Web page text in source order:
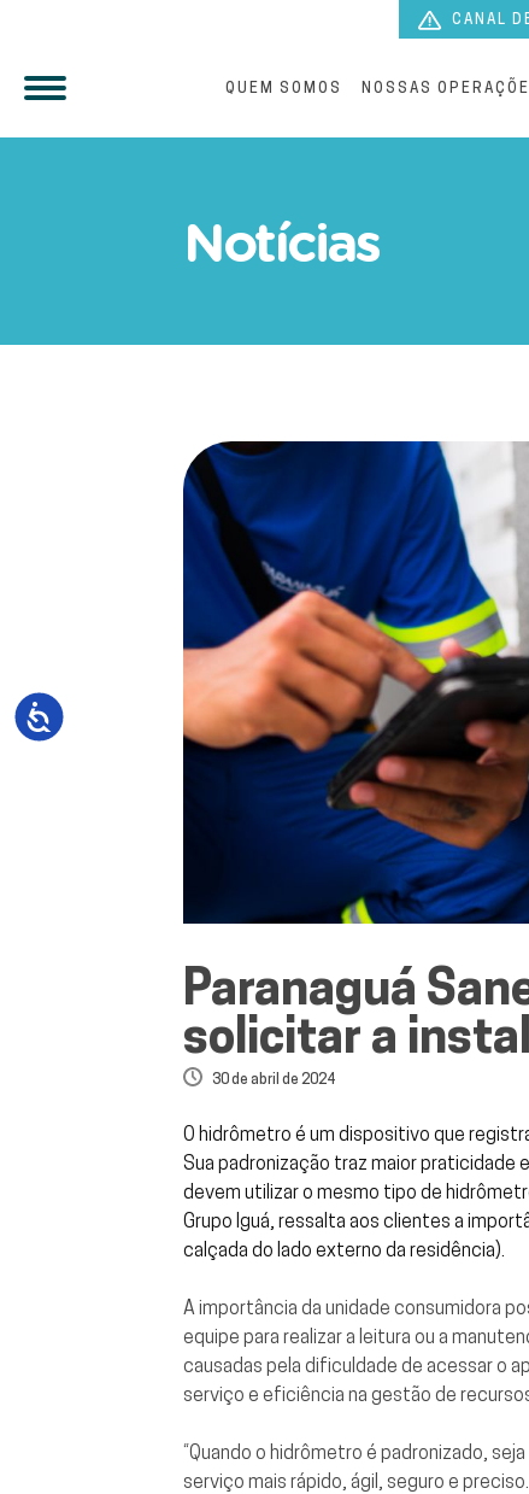
CANAL
QUEM SOMOS NOSSAS
Notícias
Paranaguá
solicitar a
30 de abril de 2024
O hidrômetro é um dispositivo que
Sua padronização traz maior praticidade
devem utilizar o mesmo tipo de
Grupo Iguá, ressalta aos clientes a
calçada do lado externo da residência).
A importância da unidade consumidora
equipe para realizar a leitura ou a
causadas pela dificuldade de acessar o
serviço e eficiência na gestão de
“Quando o hidrômetro é padronizado,
serviço mais rápido, ágil, seguro e